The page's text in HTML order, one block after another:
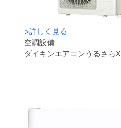
>詳しく見る
空調設備
ダイキンエアコンうるさらX